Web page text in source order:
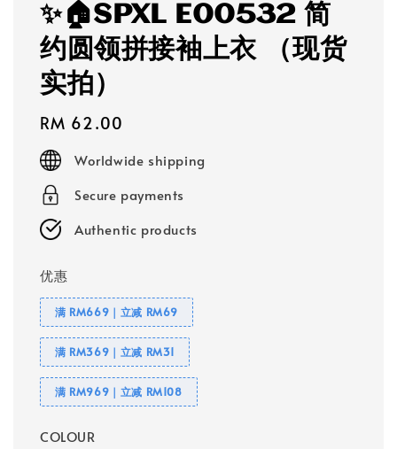
✨🏠SPXL E00532 简
约圆领拼接袖上衣 （现货
实拍）
Regular
price
RM 62.00
Worldwide shipping
Secure payments
Authentic products
优惠
满 RM669｜立减 RM69
满 RM369｜立减 RM31
满 RM969｜立减 RM108
COLOUR